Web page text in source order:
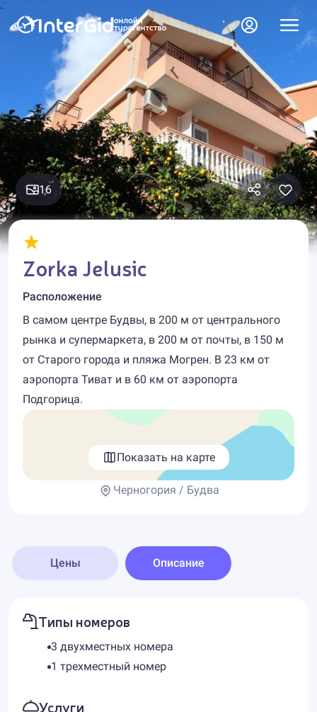
16
Zorka Jelusic
Расположение
В самом центре Будвы, в 200 м от центрального
рынка и супермаркета, в 200 м от почты, в 150 м
от Старого города и пляжа Могрен. В 23 км от
аэропорта Тиват и в 60 км от аэропорта
Подгорица.
Показать на карте
Черногория / Будва
Цены Описание
Типы номеров
3 двухместных номера
1 трехместный номер
Услуги